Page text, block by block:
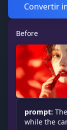
Convertir
Before
prompt:
while the